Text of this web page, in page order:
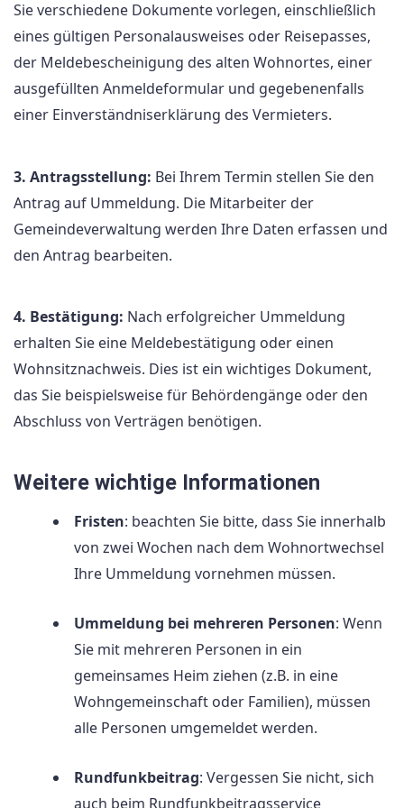
Sie verschiedene Dokumente vorlegen, einschließlich
eines gültigen Personalausweises oder Reisepasses,
der Meldebescheinigung des alten Wohnortes, einer
ausgefüllten Anmeldeformular und gegebenenfalls
einer Einverständniserklärung des Vermieters.
3. Antragsstellung: Bei Ihrem Termin stellen Sie den
Antrag auf Ummeldung. Die Mitarbeiter der
Gemeindeverwaltung werden Ihre Daten erfassen und
den Antrag bearbeiten.
4. Bestätigung: Nach erfolgreicher Ummeldung
erhalten Sie eine Meldebestätigung oder einen
Wohnsitznachweis. Dies ist ein wichtiges Dokument,
das Sie beispielsweise für Behördengänge oder den
Abschluss von Verträgen benötigen.
Weitere wichtige Informationen
Fristen: beachten Sie bitte, dass Sie innerhalb
von zwei Wochen nach dem Wohnortwechsel
Ihre Ummeldung vornehmen müssen.
Ummeldung bei mehreren Personen: Wenn
Sie mit mehreren Personen in ein
gemeinsames Heim ziehen (z.B. in eine
Wohngemeinschaft oder Familien), müssen
alle Personen umgemeldet werden.
Rundfunkbeitrag: Vergessen Sie nicht, sich
auch beim Rundfunkbeitragsservice